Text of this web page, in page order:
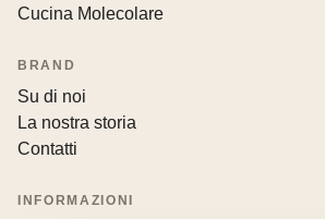
Cucina Molecolare
BRAND
Su di noi
La nostra storia
Contatti
INFORMAZIONI